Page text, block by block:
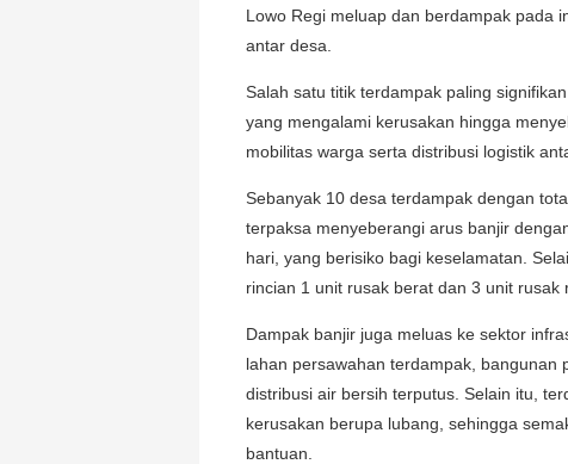
Lowo Regi meluap dan berdampak pada
antar desa.
Salah satu titik terdampak paling
yang mengalami kerusakan hingga
mobilitas warga serta distribusi logistik
Sebanyak 10 desa terdampak dengan
terpaksa menyeberangi arus banjir
hari, yang berisiko bagi keselamatan.
rincian 1 unit rusak berat dan 3 unit rusak
Dampak banjir juga meluas ke sektor
lahan persawahan terdampak, bangunan
distribusi air bersih terputus. Selain itu,
kerusakan berupa lubang, sehingga
bantuan.